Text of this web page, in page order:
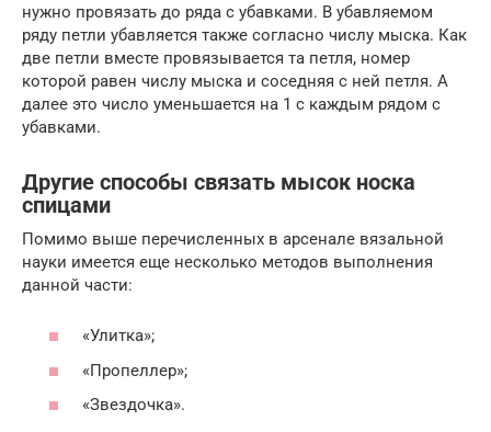
нужно провязать до ряда с убавками. В убавляемом
ряду петли убавляется также согласно числу мыска. Как
две петли вместе провязывается та петля, номер
которой равен числу мыска и соседняя с ней петля. А
далее это число уменьшается на 1 с каждым рядом с
убавками.
Другие способы связать мысок носка
спицами
Помимо выше перечисленных в арсенале вязальной
науки имеется еще несколько методов выполнения
данной части:
«Улитка»;
«Пропеллер»;
«Звездочка».